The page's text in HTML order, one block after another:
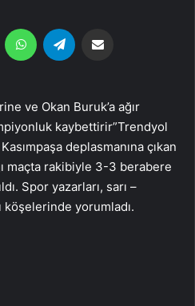
MessengerWhatsApp
ve Okan Buruk’a ağır
kaybettirir”Trendyol
deplasmanına çıkan
maçta rakibiyle 3-3 berabere
Spor yazarları, sarı –
köşelerinde yorumladı.